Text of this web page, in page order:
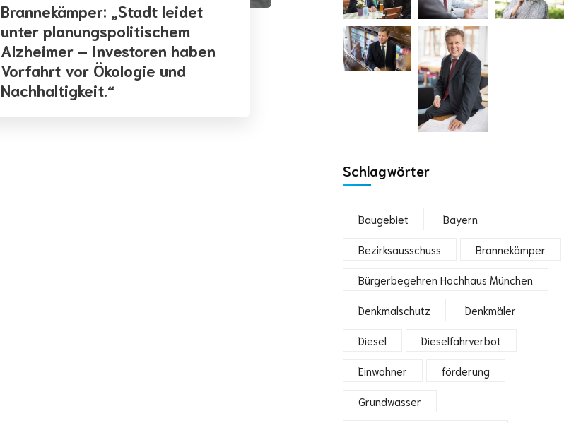
Brannekämper: „Stadt leidet
unter planungspolitischem
Alzheimer – Investoren haben
Vorfahrt vor Ökologie und
Nachhaltigkeit.“
Schlagwörter
Baugebiet Bayern
Bezirksausschuss Brannekämper
Bürgerbegehren Hochhaus München
Denkmalschutz Denkmäler
Diesel Dieselfahrverbot
Einwohner förderung
Grundwasser